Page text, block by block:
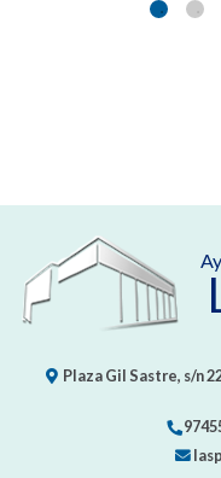
Plaza Gil Sastre, s/n